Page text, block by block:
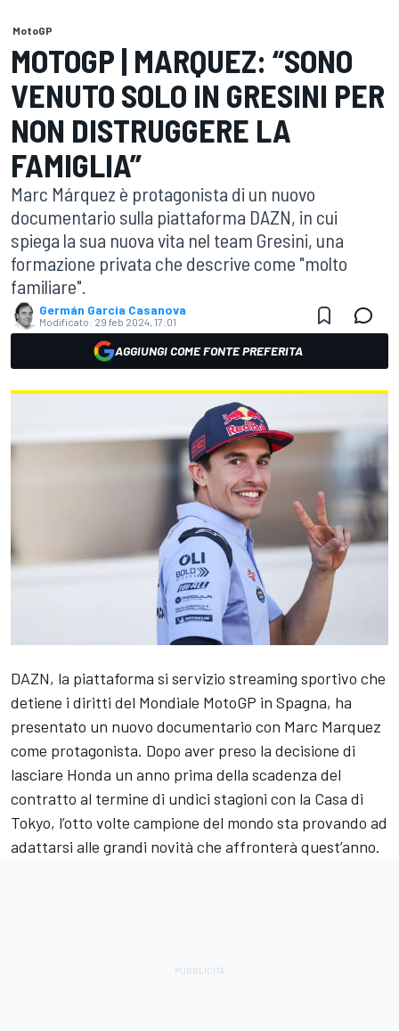
MotoGP
MOTOGP | MARQUEZ: “SONO
VENUTO SOLO IN GRESINI PER
NON DISTRUGGERE LA
FAMIGLIA”
Marc Márquez è protagonista di un nuovo
documentario sulla piattaforma DAZN, in cui
spiega la sua nuova vita nel team Gresini, una
formazione privata che descrive come "molto
familiare".
Germán Garcia Casanova
Modificato: 29 feb 2024, 17:01
AGGIUNGI COME FONTE PREFERITA
DAZN, la piattaforma si servizio streaming sportivo che
detiene i diritti del Mondiale MotoGP in Spagna, ha
presentato un nuovo documentario con Marc Marquez
come protagonista. Dopo aver preso la decisione di
lasciare Honda un anno prima della scadenza del
contratto al termine di undici stagioni con la Casa di
Tokyo, l’otto volte campione del mondo sta provando ad
adattarsi alle grandi novità che affronterà quest’anno.